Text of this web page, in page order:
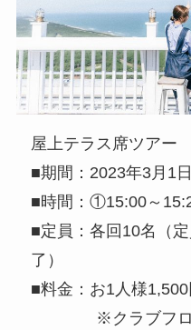
屋上テラス席ツアー
■期間：2023年3月1
■時間：①15:00～
■定員：各回10名（
了）
■料金：お1人様1,500
※クラブフロア